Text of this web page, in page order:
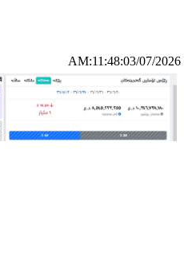
AM:11:48:03/07/2026